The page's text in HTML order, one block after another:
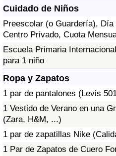
Cuidado de Niños
Preescolar (o Guardería), Día
Centro Privado, Cuota
Escuela Primaria
para 1 niño
Ropa y Zapatos
1 par de pantalones (Levis
1 Vestido de Verano en una
(Zara, H&M, ...)
1 par de zapatillas Nike
1 Par de Zapatos de Cuero